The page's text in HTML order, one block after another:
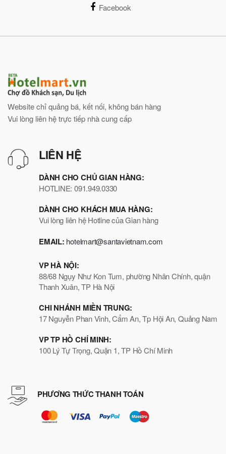
Facebook
Website chỉ quảng bá, kết nối, không bán hàng
Vui lòng liên hệ trực tiếp nhà cung cấp
LIÊN HỆ
DÀNH CHO CHỦ GIAN HÀNG:
HOTLINE: 091.949.0330
DÀNH CHO KHÁCH MUA HÀNG:
Vui lòng liên hệ Hotline của Gian hàng
EMAIL: hotelmart@santavietnam.com
VP HÀ NỘI:
88/68 Ngụy Như Kon Tum, phường Nhân Chính, quận
Thanh Xuân, TP Hà Nội
CHI NHÁNH MIỀN TRUNG:
17 Nguyễn Phan Vinh, Cẩm An, Tp Hội An, Quảng Nam
VP TP HỒ CHÍ MINH:
100 Lý Tự Trọng, Quận 1, TP Hồ Chí Minh
PHƯƠNG THỨC THANH TOÁN